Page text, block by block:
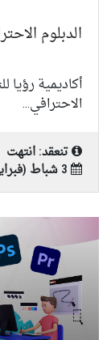
الدبلوم
أكاديمية رؤيا
الاحترافي...
تنعقد: انتهت